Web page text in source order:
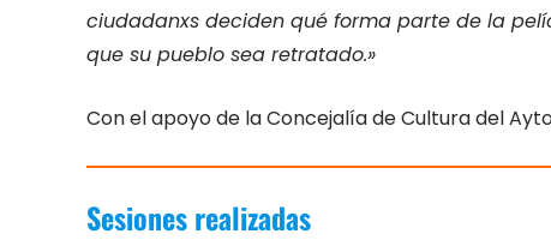
ciudadanxs deciden qué forma parte de la
que su pueblo sea retratado.»
Con el apoyo de la Concejalía de Cultura del
Sesiones realizadas